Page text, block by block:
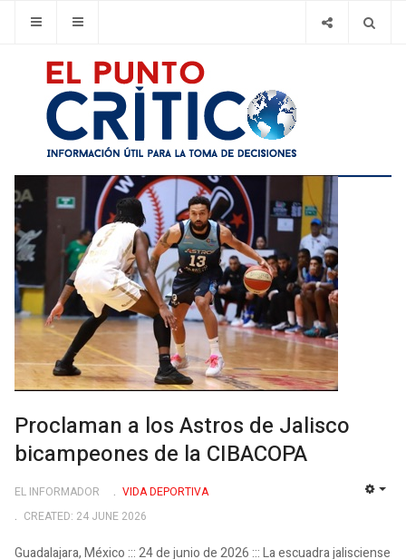
Proclaman a los Astros de Jalisco
bicampeones de la CIBACOPA
EL INFORMADOR
VIDA DEPORTIVA
CREATED: 24 JUNE 2026
Guadalajara, México ::: 24 de junio de 2026 ::: La escuadra jalisciense